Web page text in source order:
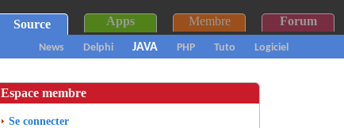
Source Apps Membre Forum
News Delphi JAVA PHP Tuto Logiciel
Espace membre
Se connecter